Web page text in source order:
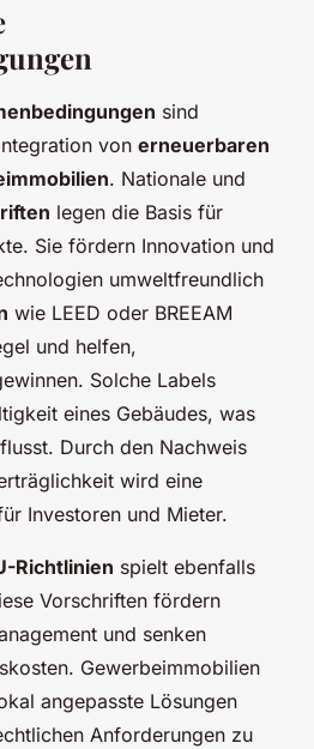
sind
von erneuerbaren
. Nationale und
legen die Basis für
Sie fördern Innovation und
umweltfreundlich
wie LEED oder BREEAM
und helfen,
Solche Labels
eines Gebäudes, was
Durch den Nachweis
wird eine
Investoren und Mieter.
Richtlinien spielt ebenfalls
Vorschriften fördern
und senken
Gewerbeimmobilien
angepasste Lösungen
Anforderungen zu